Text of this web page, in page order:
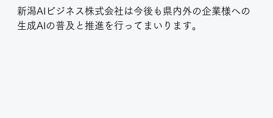
新潟AIビジネス株式会社は今後も県内外の企業様への
生成AIの普及と推進を行ってまいります。